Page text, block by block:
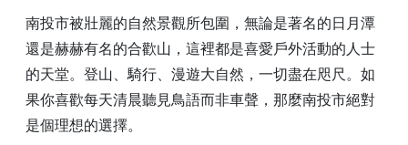
南投市被壯麗的自然景觀所包圍，無論是著名的日月潭
還是赫赫有名的合歡山，這裡都是喜愛戶外活動的人士
的天堂。登山、騎行、漫遊大自然，一切盡在咫尺。如
果你喜歡每天清晨聽見鳥語而非車聲，那麼南投市絕對
是個理想的選擇。